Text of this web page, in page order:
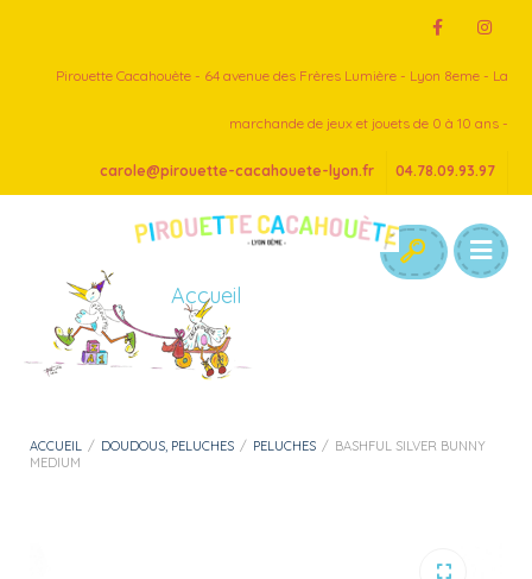
Pirouette Cacahouète - 64 avenue des Frères Lumière - Lyon 8eme - La
marchande de jeux et jouets de 0 à 10 ans -
carole@pirouette-cacahouete-lyon.fr 04.78.09.93.97
Accueil
ACCUEIL / DOUDOUS, PELUCHES / PELUCHES / BASHFUL SILVER BUNNY
MEDIUM